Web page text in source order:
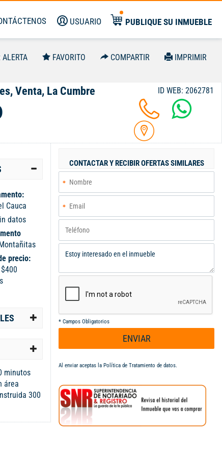
USUARIO PUBLIQUE SU INMUEBLE
ALERTA FAVORITO COMPARTIR IMPRIMIR
Venta, La Cumbre ID WEB: 2062781
Cauca
datos
precio:
minutos
área
300
sala
patio,
CONTACTAR Y RECIBIR OFERTAS SIMILARES
* Campos Obligatorios
ENVIAR
Al enviar aceptas la Política de Tratamiento de datos.